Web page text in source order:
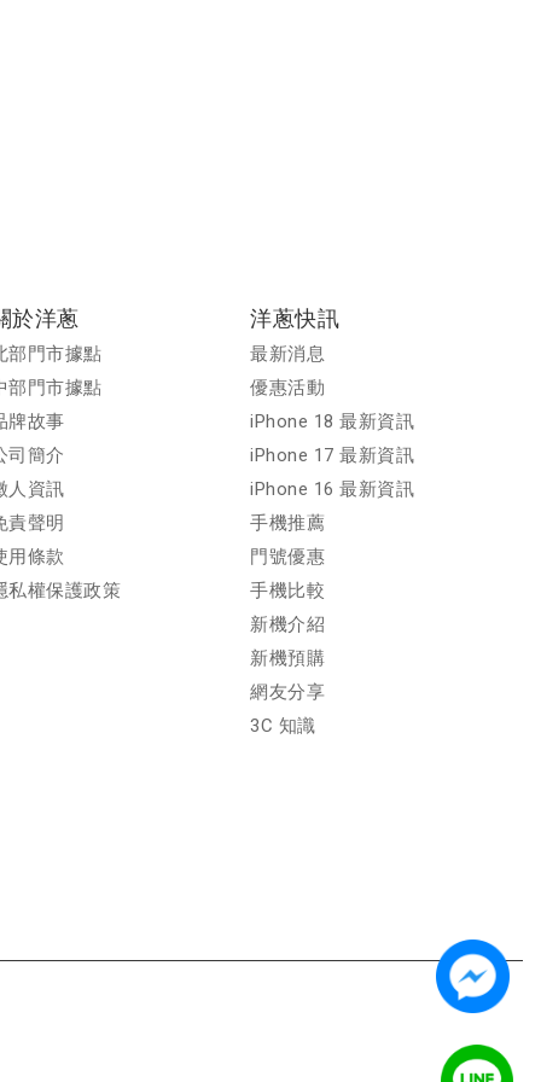
於洋蔥
部門市據點
部門市據點
牌故事
司簡介
人資訊
責聲明
用條款
私權保護政策
洋蔥快訊
最新消息
優惠活動
iPhone 18 最新資訊
iPhone 17 最新資訊
iPhone 16 最新資訊
手機推薦
門號優惠
手機比較
新機介紹
新機預購
網友分享
3C 知識